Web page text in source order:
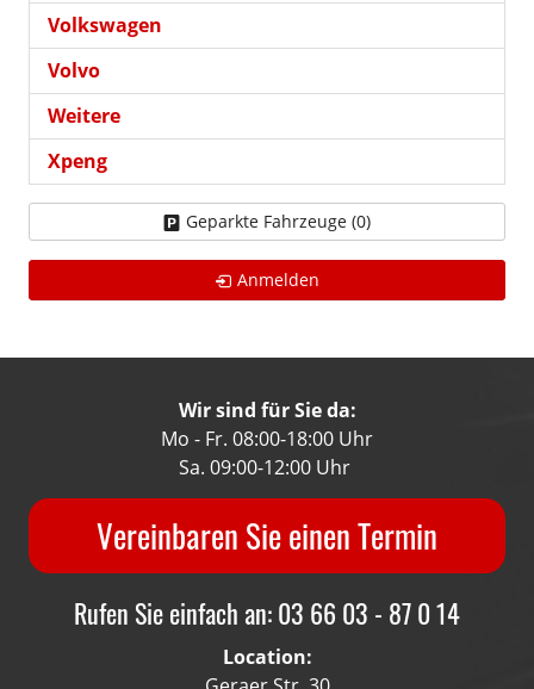
Volkswagen
Volvo
Weitere
Xpeng
Geparkte Fahrzeuge (0)
Anmelden
Wir sind für Sie da:
Mo - Fr. 08:00-18:00 Uhr
Sa. 09:00-12:00 Uhr
Vereinbaren Sie einen Termin
Rufen Sie einfach an: 03 66 03 - 87 0 14
Location: